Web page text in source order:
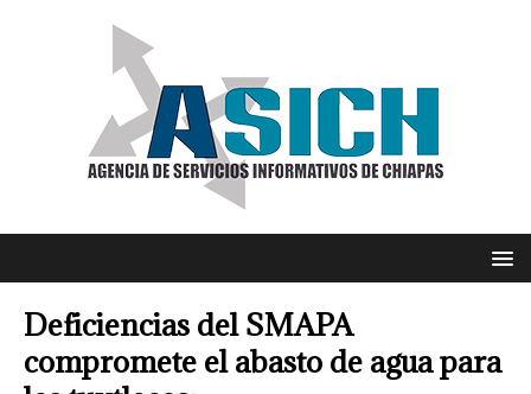
Deficiencias del SMAPA
compromete el abasto de agua para